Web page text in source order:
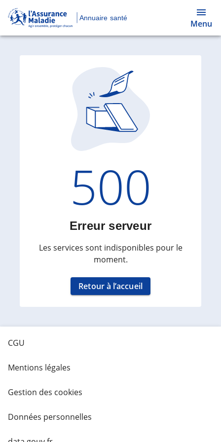
Annuaire santé
Menu
Code
500
Erreur serveur
Les services sont indisponibles pour le
moment.
Retour à l’accueil
CGU
Mentions légales
Gestion des cookies
Données personnelles